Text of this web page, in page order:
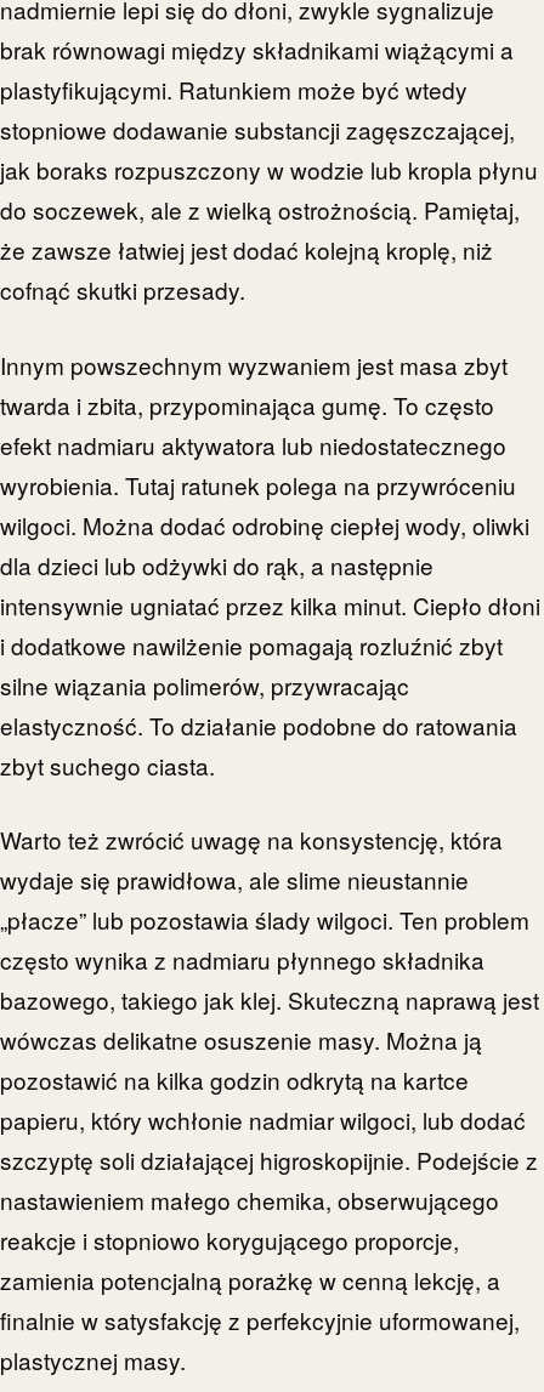
nadmiernie lepi się do dłoni, zwykle sygnalizuje
brak równowagi między składnikami wiążącymi a
plastyfikującymi. Ratunkiem może być wtedy
stopniowe dodawanie substancji zagęszczającej,
jak boraks rozpuszczony w wodzie lub kropla płynu
do soczewek, ale z wielką ostrożnością. Pamiętaj,
że zawsze łatwiej jest dodać kolejną kroplę, niż
cofnąć skutki przesady.
Innym powszechnym wyzwaniem jest masa zbyt
twarda i zbita, przypominająca gumę. To często
efekt nadmiaru aktywatora lub niedostatecznego
wyrobienia. Tutaj ratunek polega na przywróceniu
wilgoci. Można dodać odrobinę ciepłej wody, oliwki
dla dzieci lub odżywki do rąk, a następnie
intensywnie ugniatać przez kilka minut. Ciepło dłoni
i dodatkowe nawilżenie pomagają rozluźnić zbyt
silne wiązania polimerów, przywracając
elastyczność. To działanie podobne do ratowania
zbyt suchego ciasta.
Warto też zwrócić uwagę na konsystencję, która
wydaje się prawidłowa, ale slime nieustannie
„płacze” lub pozostawia ślady wilgoci. Ten problem
często wynika z nadmiaru płynnego składnika
bazowego, takiego jak klej. Skuteczną naprawą jest
wówczas delikatne osuszenie masy. Można ją
pozostawić na kilka godzin odkrytą na kartce
papieru, który wchłonie nadmiar wilgoci, lub dodać
szczyptę soli działającej higroskopijnie. Podejście z
nastawieniem małego chemika, obserwującego
reakcje i stopniowo korygującego proporcje,
zamienia potencjalną porażkę w cenną lekcję, a
finalnie w satysfakcję z perfekcyjnie uformowanej,
plastycznej masy.